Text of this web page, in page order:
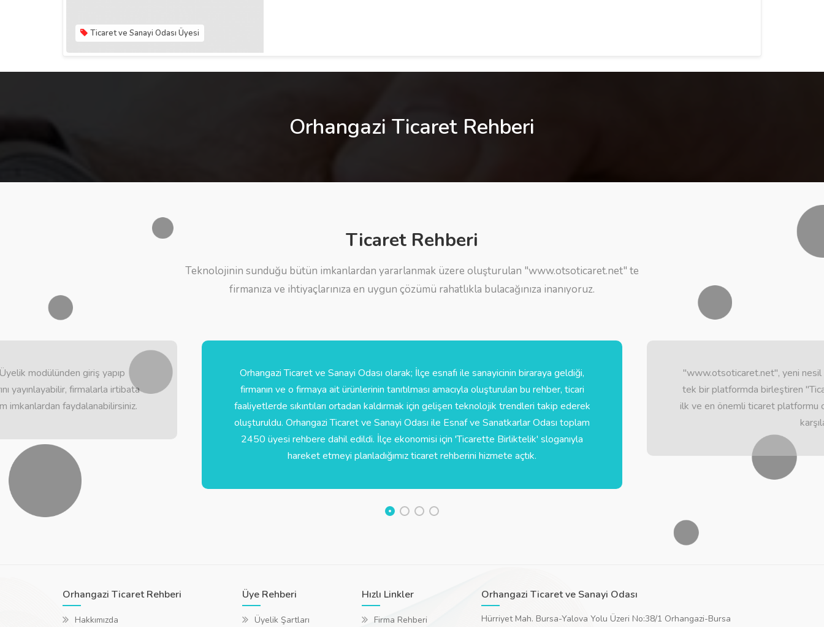
Ticaret ve Sanayi Odası Üyesi
Orhangazi Ticaret Rehberi
Ticaret Rehberi
Teknolojinin sunduğu bütün imkanlardan yararlanmak üzere oluşturulan "www.otsoticaret.net" te
firmanıza ve ihtiyaçlarınıza en uygun çözümü rahatlıkla bulacağınıza inanıyoruz.
modülünden giriş yapıp
yayınlayabilir, firmalarla irtibata
imkanlardan faydalanabilirsiniz.
Orhangazi Ticaret ve Sanayi Odası olarak; İlçe esnafı ile sanayicinin biraraya geldiği,
firmanın ve o firmaya ait ürünlerinin tanıtılması amacıyla oluşturulan bu rehber, ticari
faaliyetlerde sıkıntıları ortadan kaldırmak için gelişen teknolojik trendleri takip ederek
oluşturuldu. Orhangazi Ticaret ve Sanayi Odası ile Esnaf ve Sanatkarlar Odası toplam
2450 üyesi rehbere dahil edildi. İlçe ekonomisi için 'Ticarette Birliktelik' sloganıyla
hareket etmeyi planladığımız ticaret rehberini hizmete açtık.
"www.otsoticaret.net", yeni nesil
tek bir platformda birleştiren
ilk ve en önemli ticaret platformu
Orhangazi Ticaret Rehberi
Hakkımızda
Üye Rehberi
Üyelik Şartları
Hızlı Linkler
Firma Rehberi
Orhangazi Ticaret ve Sanayi Odası
Hürriyet Mah. Bursa-Yalova Yolu Üzeri No:38/1 Orhangazi-Bursa